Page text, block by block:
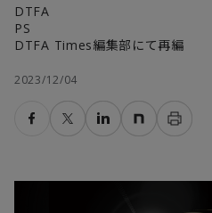
FA Portal
DTFA
PS
DTFA Times編集部にて再編
2023/12/04